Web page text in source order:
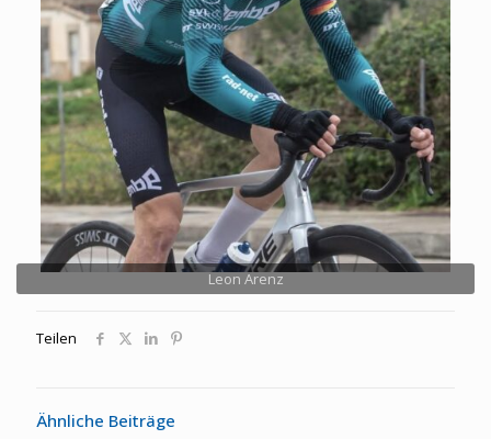
Leon Arenz
Teilen
Ähnliche Beiträge